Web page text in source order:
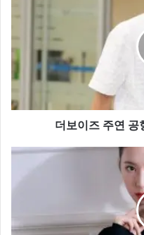
이
주
연
공
패
주
룩
더보이즈 주연 공
크
력